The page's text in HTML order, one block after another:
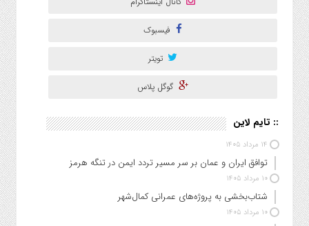
فیسبوک
تویتر
گوگل پلاس
:: تایم لاین
۱۴ مرداد ۱۴۰۵
توافق ایران و عمان بر سر مسیر تردد ایمن در تنگه هرمز
۱۰ مرداد ۱۴۰۵
شتاب‌بخشی به پروژه‌های عمرانی کمال‌شهر
۱۰ مرداد ۱۴۰۵